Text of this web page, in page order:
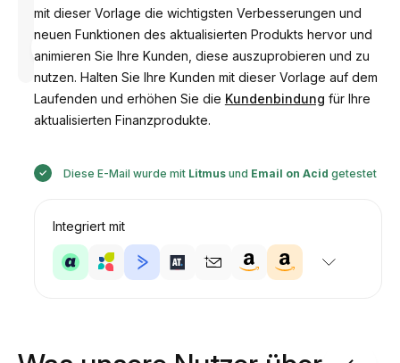
Entworfen
Anastasiia
mit dieser Vorlage die wichtigsten Verbesserungen und
neuen Funktionen des aktualisierten Produkts hervor und
animieren Sie Ihre Kunden, diese auszuprobieren und zu
nutzen. Halten Sie Ihre Kunden mit dieser Vorlage auf dem
Laufenden und erhöhen Sie die Kundenbindung für Ihre
aktualisierten Finanzprodukte.
Diese E-Mail wurde mit Litmusund Email on Acid getestet
Integriert mit